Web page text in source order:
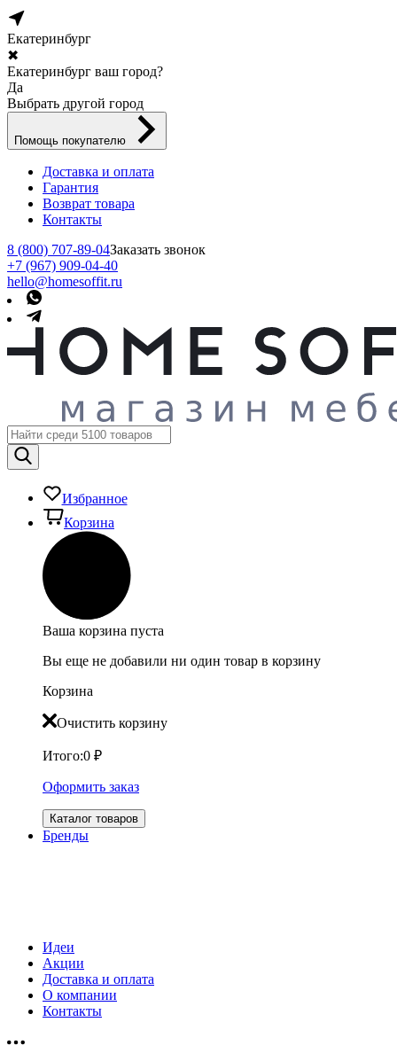
Екатеринбург
✖
Екатеринбург ваш город?
Да
Выбрать другой город
Помощь покупателю
Доставка и оплата
Гарантия
Возврат товара
Контакты
8 (800) 707-89-04Заказать звонок
+7 (967) 909-04-40
hello@homesoffit.ru
Избранное
Корзина
Ваша корзина пуста
Вы еще не добавили ни один товар в корзину
Корзина
Очистить корзину
Итого:0 ₽
Оформить заказ
Каталог товаров
Бренды
Идеи
Акции
Доставка и оплата
О компании
Контакты